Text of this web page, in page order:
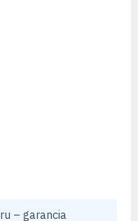
– garancia